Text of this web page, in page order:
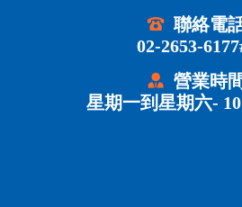
聯絡電
02-2653-
營業時
星期一到星期六-